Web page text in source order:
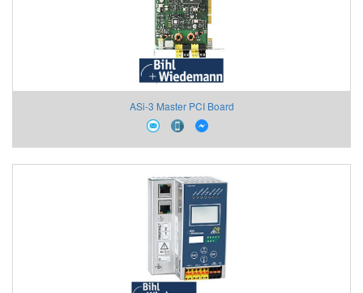
ASi-3 Master PCI Board